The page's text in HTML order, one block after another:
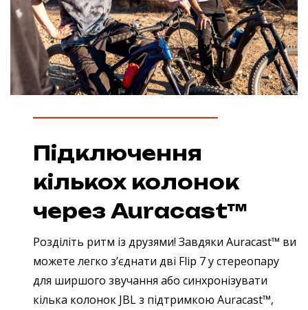
Підключення
кількох колонок
через Auracast™
Розділіть ритм із друзями! Завдяки Auracast™ ви
можете легко з’єднати дві Flip 7 у стереопару
для ширшого звучання або синхронізувати
кілька колонок JBL з підтримкою Auracast™,